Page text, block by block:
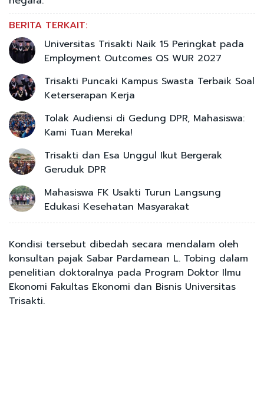
BERITA TERKAIT:
Universitas Trisakti Naik 15 Peringkat pada
Employment Outcomes QS WUR 2027
Trisakti Puncaki Kampus Swasta Terbaik Soal
Keterserapan Kerja
Tolak Audiensi di Gedung DPR, Mahasiswa:
Kami Tuan Mereka!
Trisakti dan Esa Unggul Ikut Bergerak
Geruduk DPR
Mahasiswa FK Usakti Turun Langsung
Edukasi Kesehatan Masyarakat
Kondisi tersebut dibedah secara mendalam oleh
konsultan pajak Sabar Pardamean L. Tobing dalam
penelitian doktoralnya pada Program Doktor Ilmu
Ekonomi Fakultas Ekonomi dan Bisnis Universitas
Trisakti.